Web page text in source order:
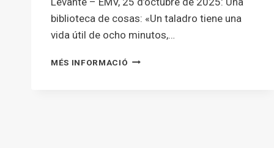
biblioteca de cosas: «Un taladro tiene una
vida útil de ocho minutos,…
MÉS INFORMACIÓ UNA